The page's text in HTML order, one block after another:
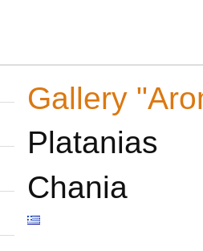
Gallery
Platanias
Chania